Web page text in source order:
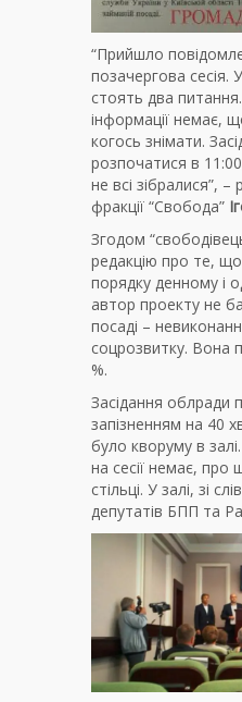
“Прийшло
позачергова сесія.
стоять два
інформації немає,
когось знімати.
розпочатися в
не всі зібралися”, –
фракції “Свобода”
Згодом
редакцію про те,
порядку денному і
автор проекту не
посаді –
соцрозвитку. Вона
%.
Засідання облради
запізненням на 40
було кворуму в
на сесії немає, про
стільці. У залі, зі
депутатів БПП та